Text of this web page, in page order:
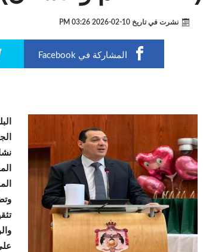
نشرت في تاريخ 10-02-2026 03:26 PM
المشاركة في Facebook